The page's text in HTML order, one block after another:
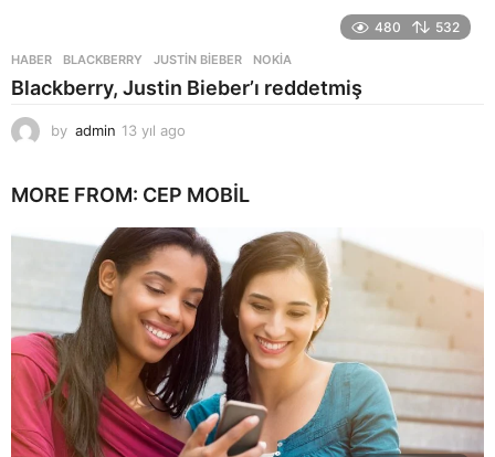
l
a
g
480 532
HABER BLACKBERRY ,JUSTIN BIEBER ,NOKIA
Blackberry, Justin Bieber’ı reddetmiş
by admin 13 yıl ago
ı
a
g
MORE FROM: CEP MOBIL